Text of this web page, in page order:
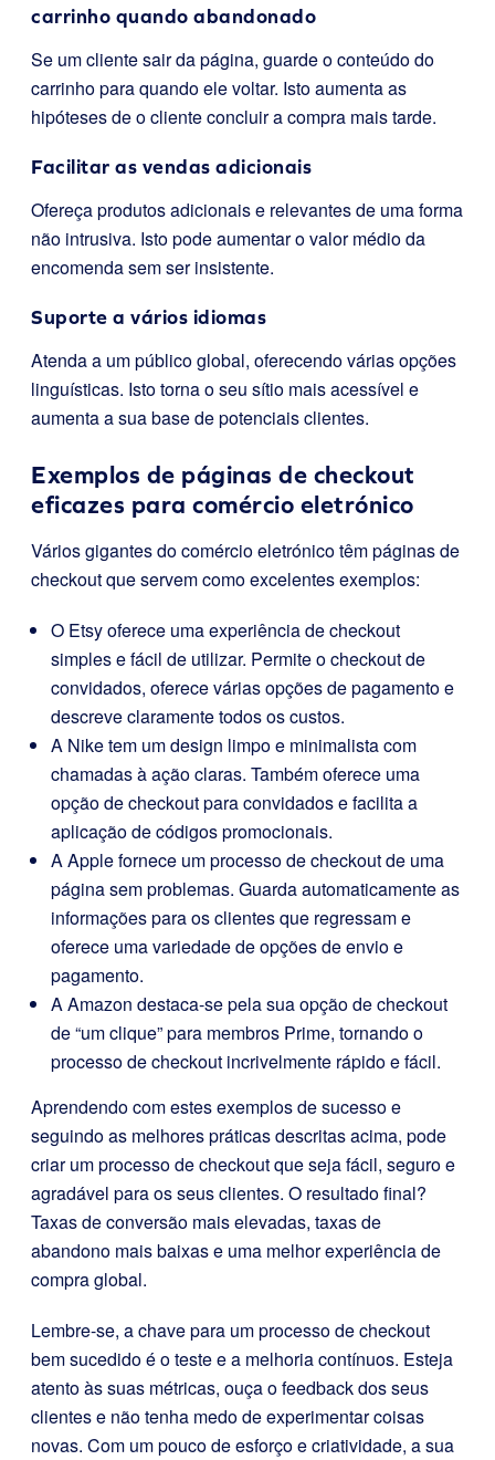
carrinho quando abandonado
Se um cliente sair da página, guarde o conteúdo do
carrinho para quando ele voltar. Isto aumenta as
hipóteses de o cliente concluir a compra mais tarde.
Facilitar as vendas adicionais
Ofereça produtos adicionais e relevantes de uma forma
não intrusiva. Isto pode aumentar o valor médio da
encomenda sem ser insistente.
Suporte a vários idiomas
Atenda a um público global, oferecendo várias opções
linguísticas. Isto torna o seu sítio mais acessível e
aumenta a sua base de potenciais clientes.
Exemplos de páginas de checkout
eficazes para comércio eletrónico
Vários gigantes do comércio eletrónico têm páginas de
checkout que servem como excelentes exemplos:
O Etsy oferece uma experiência de checkout
simples e fácil de utilizar. Permite o checkout de
convidados, oferece várias opções de pagamento e
descreve claramente todos os custos.
A Nike tem um design limpo e minimalista com
chamadas à ação claras. Também oferece uma
opção de checkout para convidados e facilita a
aplicação de códigos promocionais.
A Apple fornece um processo de checkout de uma
página sem problemas. Guarda automaticamente as
informações para os clientes que regressam e
oferece uma variedade de opções de envio e
pagamento.
A Amazon destaca-se pela sua opção de checkout
de “um clique” para membros Prime, tornando o
processo de checkout incrivelmente rápido e fácil.
Aprendendo com estes exemplos de sucesso e
seguindo as melhores práticas descritas acima, pode
criar um processo de checkout que seja fácil, seguro e
agradável para os seus clientes. O resultado final?
Taxas de conversão mais elevadas, taxas de
abandono mais baixas e uma melhor experiência de
compra global.
Lembre-se, a chave para um processo de checkout
bem sucedido é o teste e a melhoria contínuos. Esteja
atento às suas métricas, ouça o feedback dos seus
clientes e não tenha medo de experimentar coisas
novas. Com um pouco de esforço e criatividade, a sua